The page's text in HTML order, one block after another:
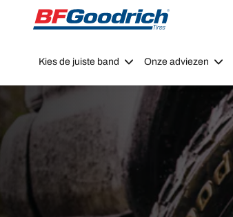
Go to page content
Go to page navigation
Kies de juiste band Onze adviezen